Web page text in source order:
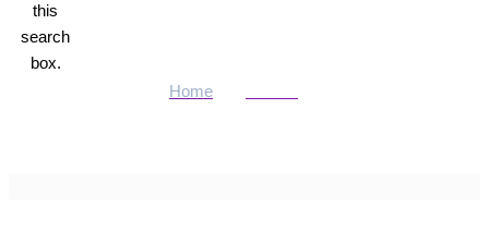
this
search
box.
Home